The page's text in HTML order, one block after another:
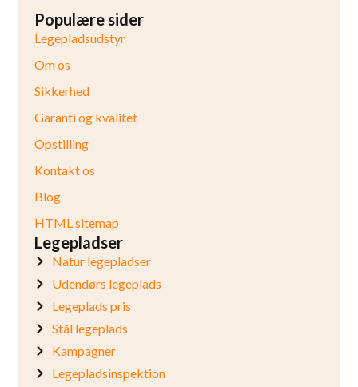
Populære sider
Legepladsudstyr
Om os
Sikkerhed
Garanti og kvalitet
Opstilling
Kontakt os
Blog
HTML sitemap
Legepladser
Natur legepladser
Udendørs legeplads
Legeplads pris
Stål legeplads
Kampagner
Legepladsinspektion